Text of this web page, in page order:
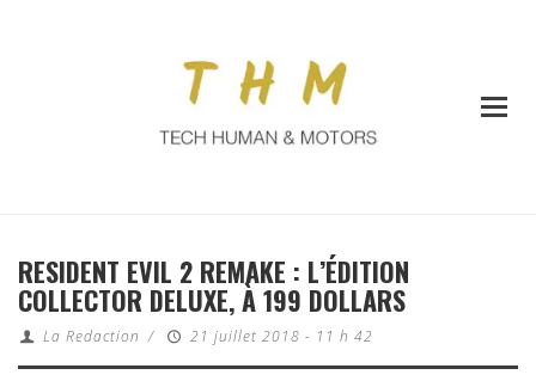
RESIDENT EVIL 2 REMAKE : L’ÉDITION
COLLECTOR DELUXE, À 199 DOLLARS
La Redaction / 21 juillet 2018 - 11 h 42